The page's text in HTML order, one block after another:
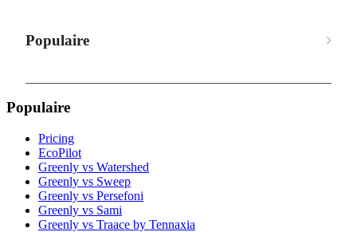
Populaire
Populaire
Pricing
EcoPilot
Greenly vs Watershed
Greenly vs Sweep
Greenly vs Persefoni
Greenly vs Sami
Greenly vs Traace by Tennaxia